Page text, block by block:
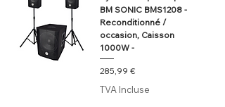
BM SONIC BMS1208 -
Reconditionné /
occasion, Caisson
1000W -
Prix
285,99 €
TVA Incluse